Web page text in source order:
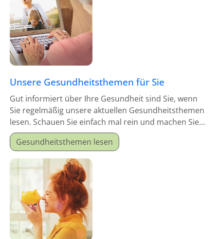
Unsere Gesundheitsthemen für Sie
Gut informiert über Ihre Gesundheit sind Sie, wenn
Sie regelmäßig unsere aktuellen Gesundheitsthemen
lesen. Schauen Sie einfach mal rein und machen Sie
sich schlau!
Gesundheitsthemen lesen